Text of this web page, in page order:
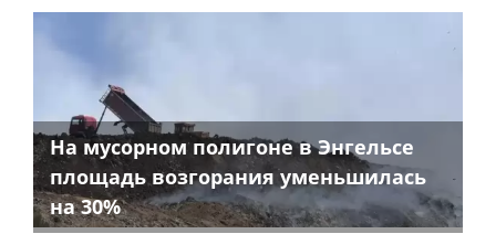
На мусорном полигоне в Энгельсе
площадь возгорания уменьшилась
на 30%